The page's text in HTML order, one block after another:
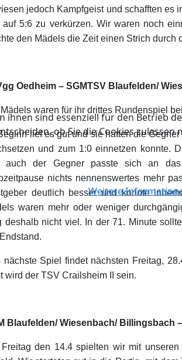
jedoch Kampfgeist und schafften es
auf 5:6 zu verkürzen. Wir waren noch
den Mädels die Zeit einen Strich durch
Oedheim – SGMTSV Blaufelden/
waren für ihr drittes Rundenspiel
lief es gut und sie hatten die
und zum 1:0 einnetzen konnte.
auch der Gegner passte sich an
nichts nennenswertes mehr
deutlich besser und konnte
waren mehr oder weniger
deshalb nicht viel. In der 71. Minute
nächste Spiel findet nächsten Freitag,
wird der TSV Crailsheim II sein.
Blaufelden/ Wiesenbach/ Billingsbach
den 14.4 spielten wir mit
ihnen sind essenziell für den Betrieb
ob Sie die Cookies
Weitere